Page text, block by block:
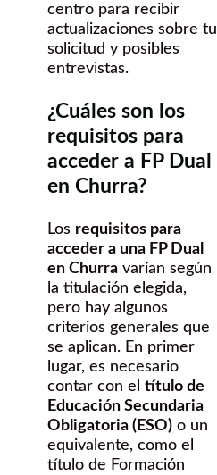
centro para recibir
actualizaciones sobre tu
solicitud y posibles
entrevistas.
¿Cuáles son los
requisitos para
acceder a FP Dual
en Churra?
Los requisitos para
acceder a una FP Dual
en Churra varían según
la titulación elegida,
pero hay algunos
criterios generales que
se aplican. En primer
lugar, es necesario
contar con el título de
Educación Secundaria
Obligatoria (ESO) o un
equivalente, como el
título de Formación